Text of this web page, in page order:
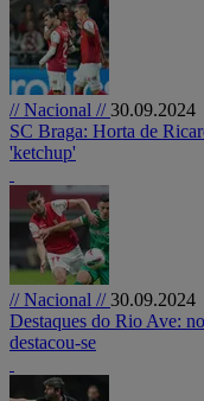
// Nacional //30.09.2024
SC Braga: Horta de
'ketchup'
// Nacional //30.09.2024
Destaques do Rio Ave:
destacou-se